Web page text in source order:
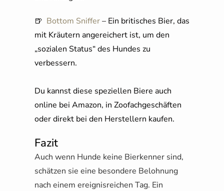
🍺 Bottom Sniffer– Ein britisches Bier, das
mit Kräutern angereichert ist, um den
„sozialen Status“ des Hundes zu
verbessern.
Du kannst diese speziellen Biere auch
online bei Amazon, in Zoofachgeschäften
oder direkt bei den Herstellern kaufen.
Fazit
Auch wenn Hunde keine Bierkenner sind,
schätzen sie eine besondere Belohnung
nach einem ereignisreichen Tag. Ein